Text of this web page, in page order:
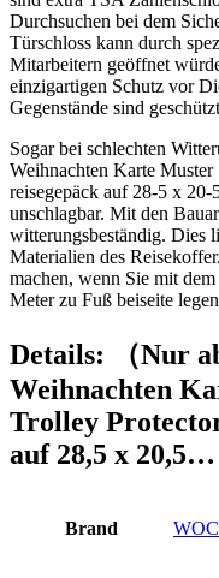
Durchsuchen bei dem
Türschloss kann durch
Mitarbeitern geöffnet
einzigartigen Schutz vor
Gegenstände sind
Sogar bei schlechten
Weihnachten Karte Muster
reisegepäck auf 28-5 x
unschlagbar. Mit den
witterungsbeständig. Dies
Materialien des
machen, wenn Sie mit
Meter zu Fuß beiseite
Details:
（Nur
Weihnachten
Trolley
auf 28,5 x 20,5…
Brand